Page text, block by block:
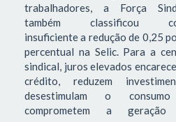
trabalhadores, a Força
também classificou
insuficiente a redução de 0,25
percentual na Selic. Para a
sindical, juros elevados
crédito, reduzem
desestimulam o
comprometem a